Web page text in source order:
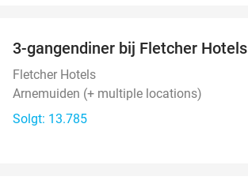
3-gangendiner bij Fletcher Hotels
Fletcher Hotels
Arnemuiden (+ multiple locations)
Solgt: 13.785